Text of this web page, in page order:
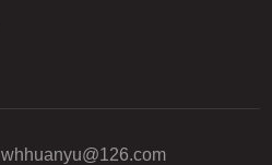
whhuanyu@126.com